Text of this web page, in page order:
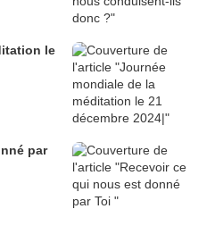
le
par